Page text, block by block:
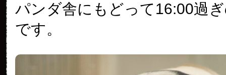
パンダ舎にもどって16:00過
です。